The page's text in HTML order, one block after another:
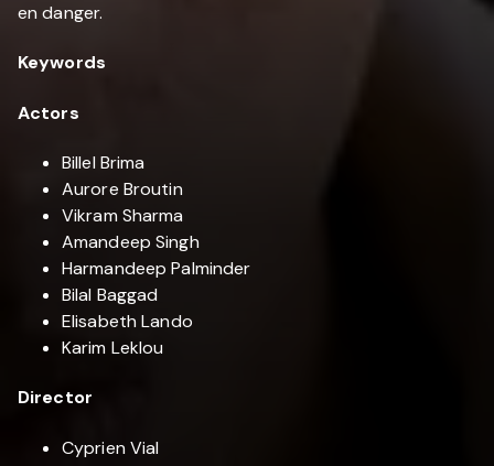
en danger.
Keywords
Actors
Billel Brima
Aurore Broutin
Vikram Sharma
Amandeep Singh
Harmandeep Palminder
Bilal Baggad
Elisabeth Lando
Karim Leklou
Director
Cyprien Vial